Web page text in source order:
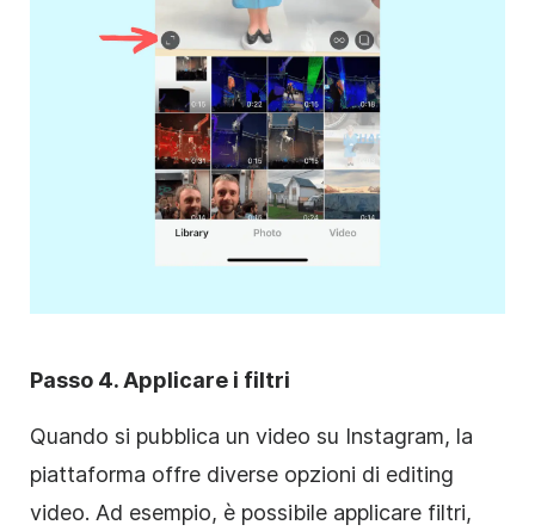
Passo 4. Applicare i filtri
Quando si pubblica un video su Instagram, la
piattaforma offre diverse opzioni di editing
video. Ad esempio, è possibile applicare filtri,